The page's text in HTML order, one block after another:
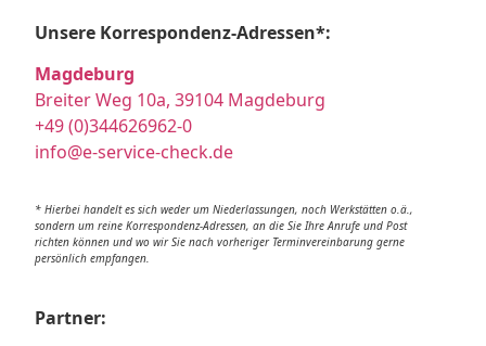
Unsere Korrespondenz-Adressen*:
Magdeburg
Breiter Weg 10a, 39104 Magdeburg
+49 (0)344626962-0
info@e-service-check.de
* Hierbei handelt es sich weder um Niederlassungen, noch Werkstätten o.ä.,
sondern um reine Korrespondenz-Adressen, an die Sie Ihre Anrufe und Post
richten können und wo wir Sie nach vorheriger Terminvereinbarung gerne
persönlich empfangen.
Partner: